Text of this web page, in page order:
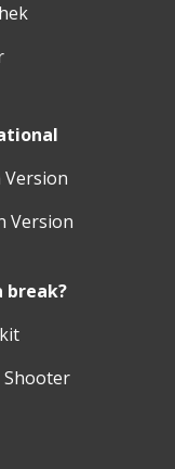
Version
Version
break?
Shooter